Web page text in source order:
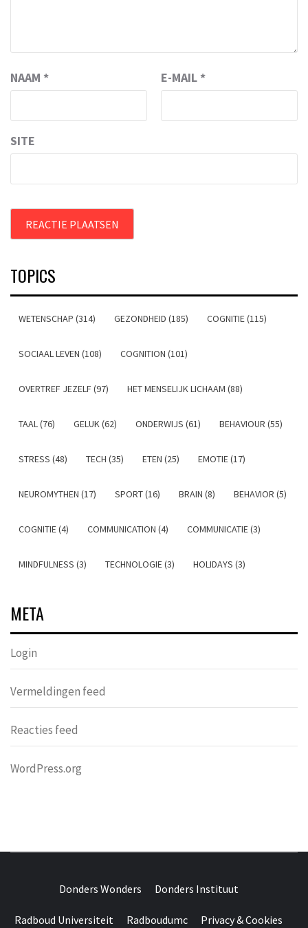
NAAM * E-MAIL *
SITE
TOPICS
WETENSCHAP (314) GEZONDHEID (185) COGNITIE (115)
SOCIAAL LEVEN (108) COGNITION (101)
OVERTREF JEZELF (97) HET MENSELIJK LICHAAM (88)
TAAL (76) GELUK (62) ONDERWIJS (61) BEHAVIOUR (55)
STRESS (48) TECH (35) ETEN (25) EMOTIE (17)
NEUROMYTHEN (17) SPORT (16) BRAIN (8) BEHAVIOR (5)
COGNITIE (4) COMMUNICATION (4) COMMUNICATIE (3)
MINDFULNESS (3) TECHNOLOGIE (3) HOLIDAYS (3)
META
Login
Vermeldingen feed
Reacties feed
WordPress.org
WONDERS
Donders Wonders Donders Instituut
Radboud Universiteit Radboudumc Privacy & Cookies